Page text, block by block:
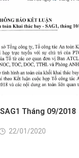
Tháng 09/2018
22/01/2020